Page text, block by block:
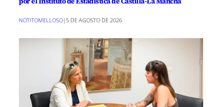
NOTITOMELLOSO| 5 DE AGOSTO DE 2026